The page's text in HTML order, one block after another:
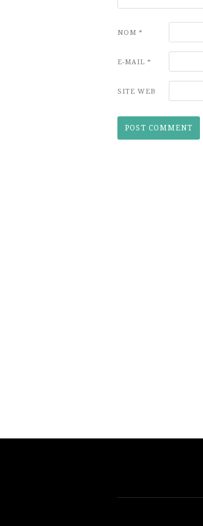
NOM *
E-MAIL *
SITE WEB